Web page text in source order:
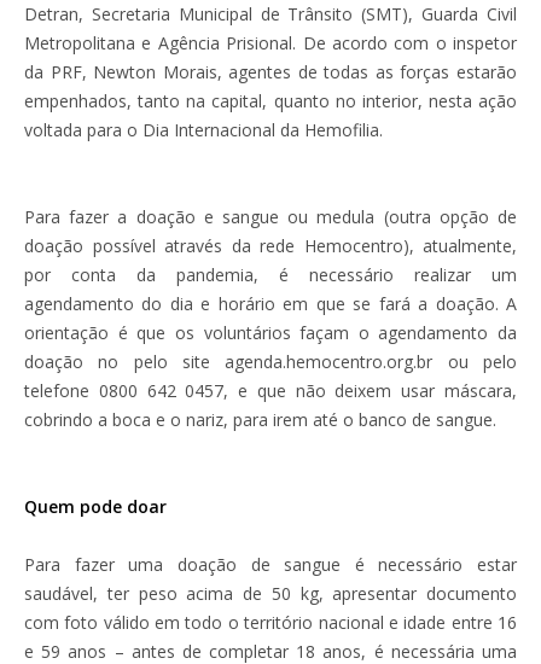
Detran, Secretaria Municipal de Trânsito (SMT), Guarda Civil
Metropolitana e Agência Prisional. De acordo com o inspetor
da PRF, Newton Morais, agentes de todas as forças estarão
empenhados, tanto na capital, quanto no interior, nesta ação
voltada para o Dia Internacional da Hemofilia.
Para fazer a doação e sangue ou medula (outra opção de
doação possível através da rede Hemocentro), atualmente,
por conta da pandemia, é necessário realizar um
agendamento do dia e horário em que se fará a doação. A
orientação é que os voluntários façam o agendamento da
doação no pelo site agenda.hemocentro.org.br ou pelo
telefone 0800 642 0457, e que não deixem usar máscara,
cobrindo a boca e o nariz, para irem até o banco de sangue.
Quem pode doar
Para fazer uma doação de sangue é necessário estar
saudável, ter peso acima de 50 kg, apresentar documento
com foto válido em todo o território nacional e idade entre 16
e 59 anos – antes de completar 18 anos, é necessária uma